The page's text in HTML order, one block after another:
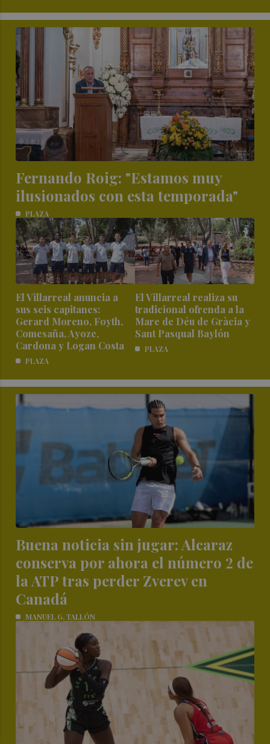
Fernando Roig: "Estamos muy
ilusionados con esta temporada"
PLAZA
El Villarreal anuncia a
sus seis capitanes:
Gerard Moreno, Foyth,
Comesaña, Ayoze,
Cardona y Logan Costa
PLAZA
El Villarreal realiza su
tradicional ofrenda a la
Mare de Déu de Gràcia y
Sant Pasqual Baylón
PLAZA
Buena noticia sin jugar: Alcaraz
conserva por ahora el número 2 de
la ATP tras perder Zverev en
Canadá
MANUEL G. TALLÓN